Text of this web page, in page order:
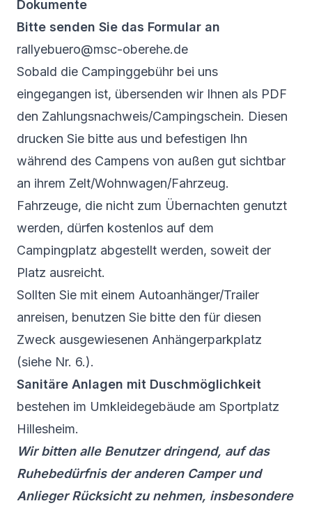
Dokumente
Bitte senden Sie das Formular an
rallyebuero@msc-oberehe.de
Sobald die Campinggebühr bei uns
eingegangen ist, übersenden wir Ihnen als PDF
den Zahlungsnachweis/Campingschein. Diesen
drucken Sie bitte aus und befestigen Ihn
während des Campens von außen gut sichtbar
an ihrem Zelt/Wohnwagen/Fahrzeug.
Fahrzeuge, die nicht zum Übernachten genutzt
werden, dürfen kostenlos auf dem
Campingplatz abgestellt werden, soweit der
Platz ausreicht.
Sollten Sie mit einem Autoanhänger/Trailer
anreisen, benutzen Sie bitte den für diesen
Zweck ausgewiesenen Anhängerparkplatz
(siehe Nr. 6.).
Sanitäre Anlagen mit Duschmöglichkeit
bestehen im Umkleidegebäude am Sportplatz
Hillesheim.
Wir bitten alle Benutzer dringend, auf das
Ruhebedürfnis der anderen Camper und
Anlieger Rücksicht zu nehmen, insbesondere